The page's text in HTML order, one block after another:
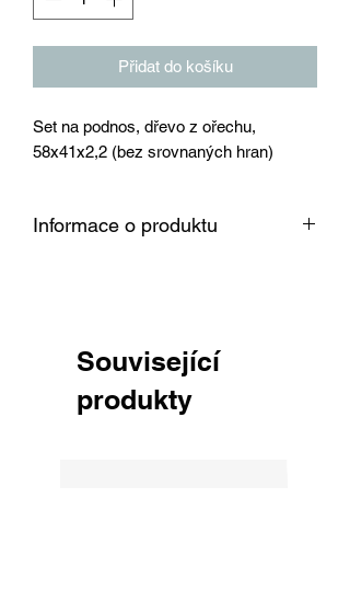
Přidat do košíku
Set na podnos, dřevo z ořechu,
58x41x2,2 (bez srovnaných hran)
Informace o produktu
Související
produkty